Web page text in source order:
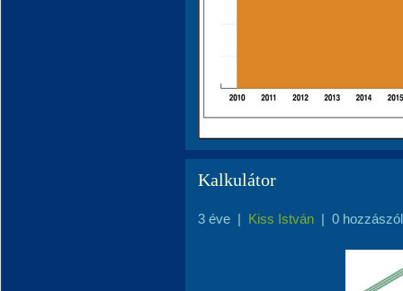
Kalkulátor
3 éve | Kiss István | 0